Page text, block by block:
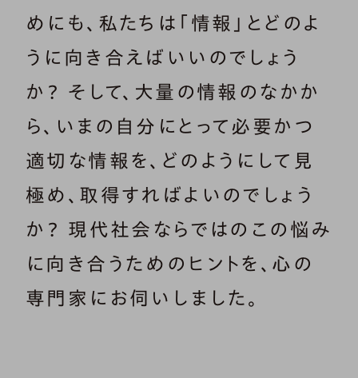
めにも、私たちは「情報」とどのよ
うに向き合えばいいのでしょう
か？ そして、大量の情報のなかか
ら、いまの自分にとって必要かつ
適切な情報を、どのようにして見
極め、取得すればよいのでしょう
か？ 現代社会ならではのこの悩み
に向き合うためのヒントを、心の
専門家にお伺いしました。